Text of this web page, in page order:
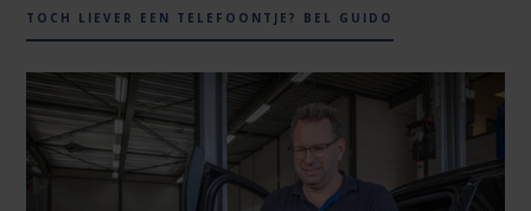
TOCH LIEVER EEN TELEFOONTJE? BEL GUIDO